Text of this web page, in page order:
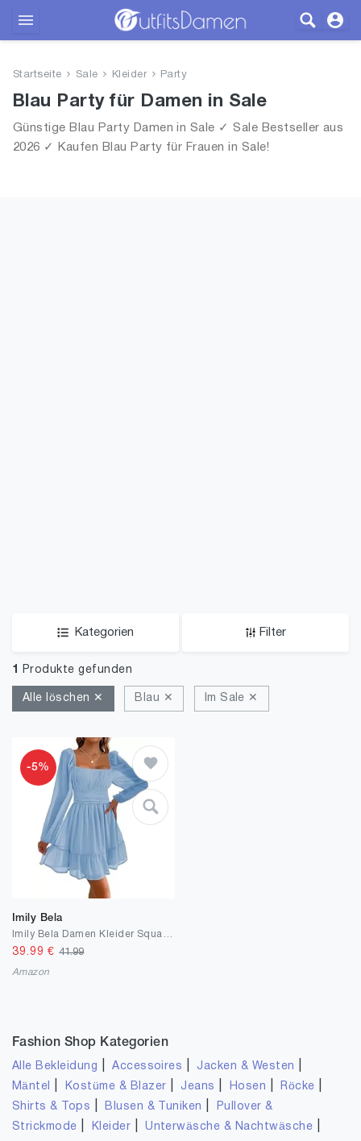
Bekleidung
Wäsche
Startseite Sale Kleider Party
Blau Party für Damen in Sale
Günstige Blau Party Damen in Sale ✓ Sale Bestseller aus
2026 ✓ Kaufen Blau Party für Frauen in Sale!
Kategorien Filter
1 Produkte gefunden
Alle löschen ✕ Blau ✕ Im Sale ✕
-5%
Imily Bela
39.99 €41.99
Amazon
Fashion Shop Kategorien
Alle Bekleidung |Accessoires Jacken & Westen
Mäntel Kostüme & Blazer Jeans Hosen Röcke
Shirts & Tops Blusen & Tuniken
Pullover &
Strickmode
Kleider |Unterwäsche & Nachtwäsche